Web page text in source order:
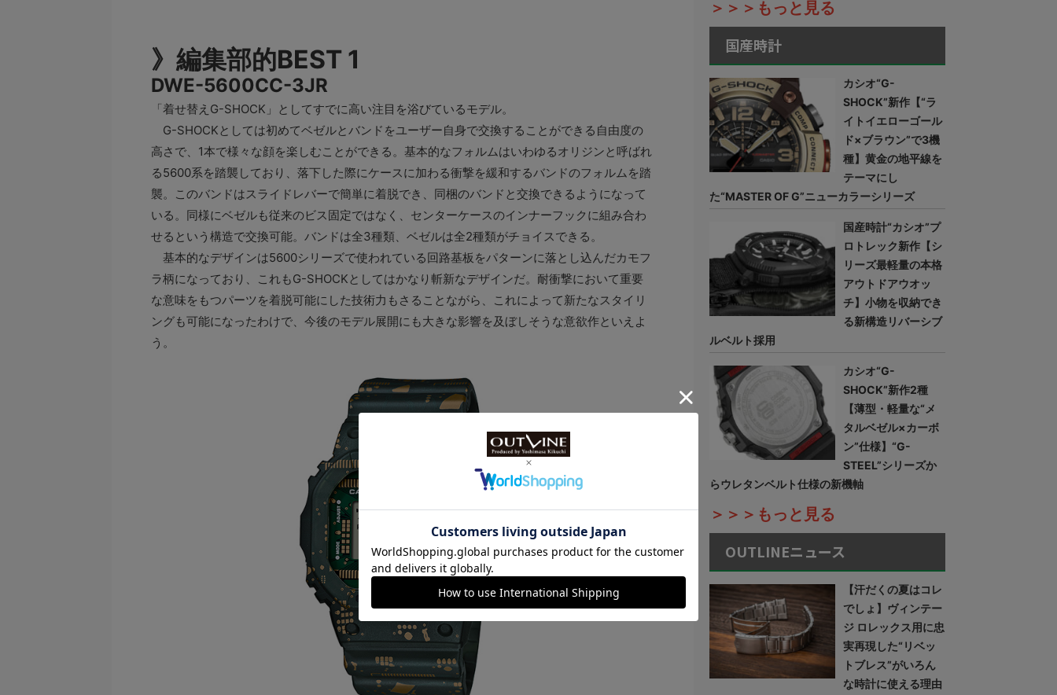
》編集部的BEST 1
DWE-5600CC-3JR
「着せ替えG-SHOCK」としてすでに高い注目を浴びているモデル。
G-SHOCKとしては初めてベゼルとバンドをユーザー自身で交換することができる自由度の
高さで、1本で様々な顔を楽しむことができる。基本的なフォルムはいわゆるオリジンと呼ばれ
る5600系を踏襲しており、落下した際にケースに加わる衝撃を緩和するバンドのフォルムを踏
襲。このバンドはスライドレバーで簡単に着脱でき、同梱のバンドと交換できるようになって
いる。同様にベゼルも従来のビス固定ではなく、センターケースのインナーフックに組み合わ
せるという構造で交換可能。バンドは全3種類、ベゼルは全2種類がチョイスできる。
基本的なデザインは5600シリーズで使われている回路基板をパターンに落とし込んだカモフ
ラ柄になっており、これもG-SHOCKとしてはかなり斬新なデザインだ。耐衝撃において重要
な意味をもつパーツを着脱可能にした技術力もさることながら、これによって新たなスタイリ
ングも可能になったわけで、今後のモデル展開にも大きな影響を及ぼしそうな意欲作といえよ
う。
＞＞＞もっと見る
国産時計
カシオ“G-
SHOCK”新作【“ラ
イトイエローゴール
ド×ブラウン”で3機
種】黄金の地平線を
テーマにし
た“MASTER OF G”ニューカラーシリーズ
国産時計“カシオ”プ
ロトレック新作【シ
リーズ最軽量の本格
アウトドアウオッ
チ】小物を収納でき
る新構造リバーシブ
ルベルト採用
カシオ“G-
SHOCK”新作2種
【薄型・軽量な“メ
タルベゼル×カーボ
ン”仕様】“G-
STEEL”シリーズか
らウレタンベルト仕様の新機軸
＞＞＞もっと見る
OUTLINEニュース
【汗だくの夏はコレ
でしょ】ヴィンテー
ジ ロレックス用に忠
実再現した“リベッ
トブレス”がいろん
な時計に使える理由